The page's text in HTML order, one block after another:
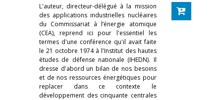
L'auteur, directeur-délégué à la mission
des applications industrielles nucléaires
du Commissariat à l’énergie atomique
(CEA), reprend ici pour l'essentiel les
termes d'une conférence qu'il avait faite
le 21 octobre 1974 à l'Institut des hautes
études de défense nationale (IHEDN). Il
dresse d'abord un bilan de nos besoins
et de nos ressources énergétiques pour
replacer dans ce contexte le
développement des cinquante centrales